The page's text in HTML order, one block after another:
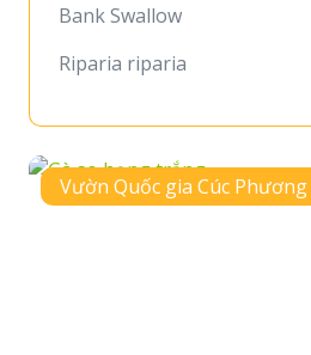
Bank Swallow
Riparia riparia
Vườn Quốc gia Cúc Phương